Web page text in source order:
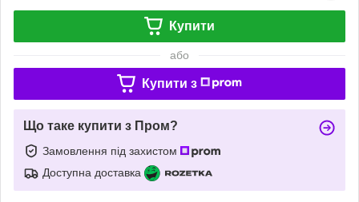
Купити
або
Купити з
Що таке купити з Пром?
Замовлення під захистом
Доступна доставка